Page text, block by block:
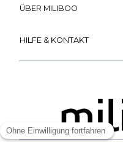
ÜBER MILIBOO
HILFE & KONTAKT